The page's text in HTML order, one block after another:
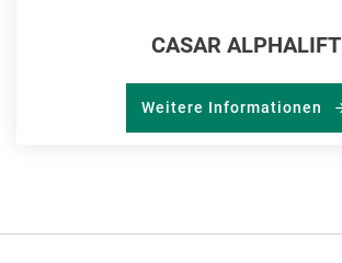
CASAR ALPHALIFT
Weitere Informationen